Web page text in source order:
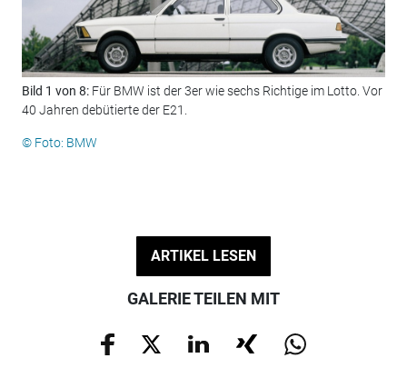
Bild 1 von 8: Für BMW ist der 3er wie sechs Richtige im Lotto. Vor
40 Jahren debütierte der E21.
© Foto: BMW
ARTIKEL LESEN
GALERIE TEILEN MIT